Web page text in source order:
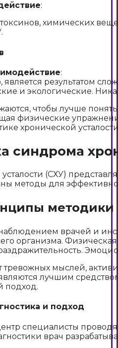
:
химических
:
является результатом
и экологические.
чтобы лучше
физические
хронической
синдрома
(СХУ)
методы для
методики
врачей и
организма.
тревожных мыслей,
лучшим
подход.
и подход
специалисты
врач